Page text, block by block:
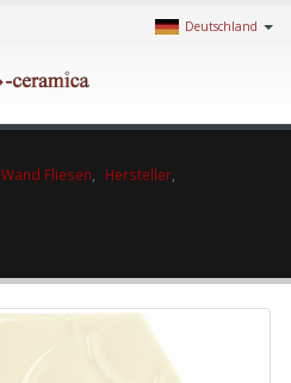
Deutschland
Wand Fliesen Hersteller